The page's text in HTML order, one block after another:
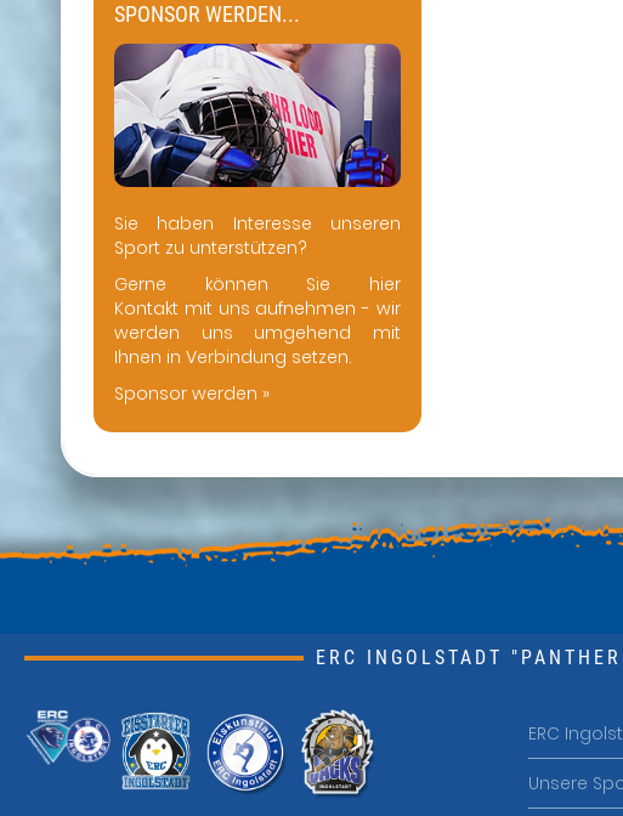
SPONSOR WERDEN...
Sie haben Interesse unseren
Sport zu unterstützen?
Gerne können Sie hier
Kontakt mit uns aufnehmen - wir
werden uns umgehend mit
Ihnen in Verbindung setzen.
Sponsor werden »
ERC INGOLSTADT
ERC
Unsere